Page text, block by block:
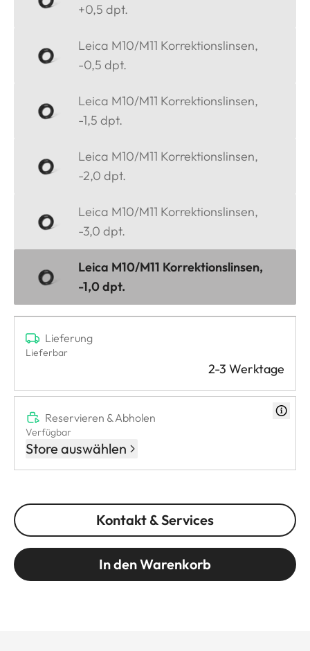
+0,5 dpt.
Leica M10/M11 Korrektionslinsen,
-0,5 dpt.
Leica M10/M11 Korrektionslinsen,
-1,5 dpt.
Leica M10/M11 Korrektionslinsen,
-2,0 dpt.
Leica M10/M11 Korrektionslinsen,
-3,0 dpt.
Leica M10/M11 Korrektionslinsen,
-1,0 dpt.
Lieferung
Lieferbar
2-3 Werktage
Reservieren & Abholen
Verfügbar
Store auswählen
Kontakt & Services
In den Warenkorb